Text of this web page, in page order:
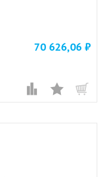
70 626,06 ₽